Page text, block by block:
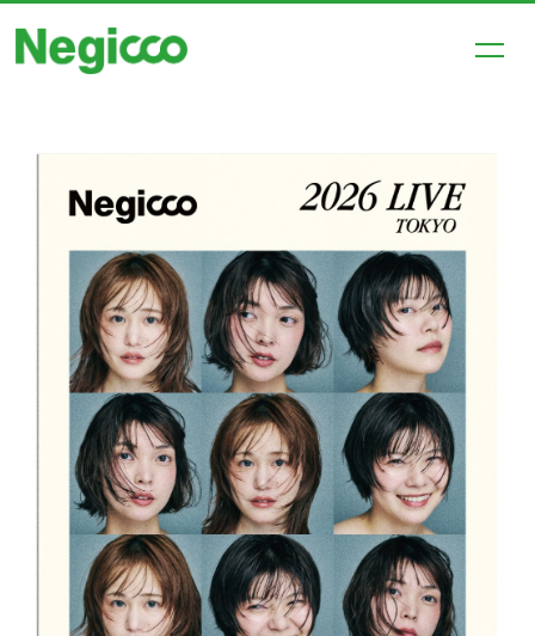
SCHEDULE
PROFILE
DISCOGRAPHY
VIDEO
SHOP